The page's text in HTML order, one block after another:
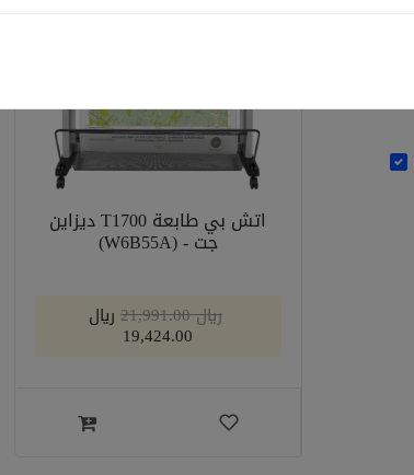
اتش بي طابعة T1700 ديزاين
جت - (W6B55A)
﷼ 21,991.00 ﷼
19,424.00